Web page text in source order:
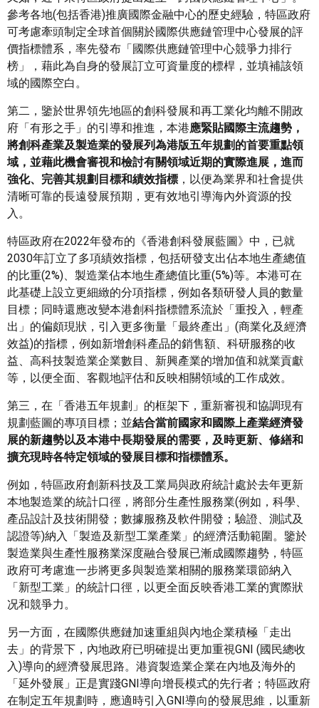
參考各地(包括香港)推廣國際金融中心的歷史經驗，特區政府
可考慮牽頭制定全球首個關於國際供應鏈管理中心發展的評
價指標體系，率先發布「國際供應鏈管理中心競爭力排行
榜」，藉此為自身的發展訂立可資量度的標桿，並填補該領
域的國際空白。
第二，鑒於世界領先地區的創科發展和再工業化均離不開政
府「有形之手」的引導和推進，本港應緊貼國際主流趨勢，
將創科產業及製造業的發展列為港版五年規劃的首要重點領
域，並藉此機會審視和檢討有關領域近期的實際進展，進而
強化、完善其規劃目標和績效指標 ，以便為業界和社會提供
清晰可靠的長遠發展預期，更有效地引導海內外資源的投
入。
特區政府在2022年發布的《香港創科發展藍圖》中，已就
2030年訂立了多項績效指標，包括研發支出佔本地生產總值
的比重(2%)、製造業佔本地生產總值比重(5%)等。本港可在
此基礎上設立更細緻的分項指標，例如各類研發人員的數量
目標；同時還應改變本港創科指標體系流於「重投入，輕產
出」的偏頗現狀，引入更多衡量「最終產出」(商業化及經濟
效益)的指標，例如新增創科產品的銷售額、科研服務的收
益、高科技製造業企業數目、新興產業的增加值和就業貢獻
等，以便全面、客觀地評估和反映相關領域的工作成效。
第三，在「香港五年規劃」的框架下，重新審視和協調現有
規劃藍圖的專項目標；並結合當前國家和國際上產業經濟發
展的新趨勢以及本港中長期發展的需要，及時更新、修繕和
擴充現時各特定領域的發展目標和指標體系。
例如，特區政府創新科技及工業局與政府統計處於去年更新
本地製造業的統計口徑，將部分生產性服務業(例如，科學、
產品設計及技術開發；數據服務及軟件開發；驗證、測試及
認證等)納入「製造及新型工業產業」的經濟活動範圍。鑒於
製造業與生產性服務業深度融合發展已漸成國際趨勢，特區
政府可考慮進一步將更多與製造業相關的服務業環節納入
「新型工業」的統計口徑，以更全面反映香港工業的實際狀
况和競爭力。
另一方面，在國際供應鏈加速重組與內地企業積極「走出
去」的背景下，內地政府已明確提出更加重視GNI (國民總收
入)導向的經濟發展思路。港資製造業企業在內地及海外的
「延外發展」正是實踐GNI導向增長模式的先行者；特區政府
在制定五年規劃時，應適時引入GNI導向的發展思維，以重新